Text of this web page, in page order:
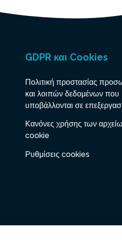
GDPR και Cookies
Πολιτική προστασίας
και λοιπών δεδομένων που
υποβάλλονται σε
Κανόνες χρήσης των
cookie
Ρυθμίσεις cookies